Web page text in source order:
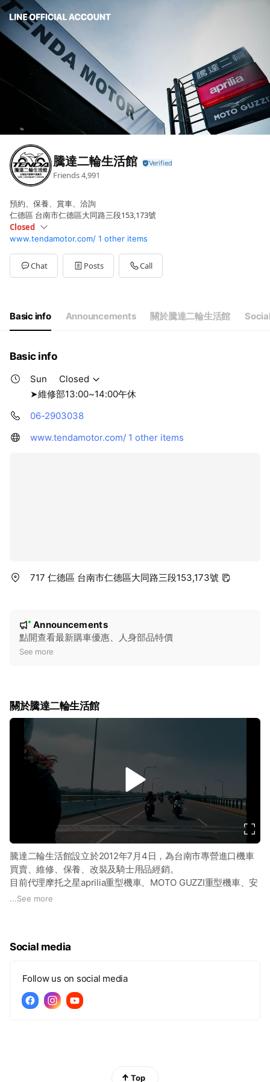
騰達二輪生活館
Friends4,991
預約、保養、賞車、洽詢
仁德區 台南市仁德區大同路三段153,173號
Closed
SunClosed
Mon10:00 - 21:00
Tue10:00 - 21:00
Wed10:00 - 21:00
Closed
➤維修部13:00~14:00午休
www.tendamotor.com/ 1 other items
Chat Posts Call
Basic info Announcements 關於騰達二輪生活館
Basic info
Sun
Closed
➤維修部13:00~14:00午休
06-2903038
www.tendamotor.com/ 1 other items
717 仁德區 台南市仁德區大同路三段153,173號
e
New
Announcements
點開查看最新購車優惠、人身部品特價
See more
關於騰達二輪生活館
d
e
o
騰達二輪生活館設立於2012年7月4日，為台南市專營進口機車
買賣、維修、保養、改裝及騎士用品經銷。
目前代理摩托之星aprilia重型機車、MOTO GUZZI重型機車、安
東集團KTM重型機車、Benelli重型機車、BRIXTON重型機車、
...See more
Social media
Follow us on social media
Top